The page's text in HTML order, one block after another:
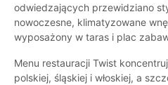
odwiedzających przewidziano
nowoczesne, klimatyzowane
wyposażony w taras i plac
Menu restauracji Twist
polskiej, śląskiej i włoskiej, a